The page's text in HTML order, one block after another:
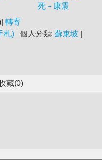
死－康震
轉寄
札) | 個人分類: 蘇東坡
藏(0)